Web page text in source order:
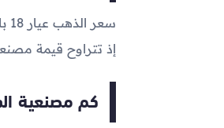
سعر الذهب عيار 18 بالمصنعية في بداية تعاملات اليوم الآن يتراوح ما بين
إذ تتراوح قيمة مصنعية الذهب
كم مصنعية